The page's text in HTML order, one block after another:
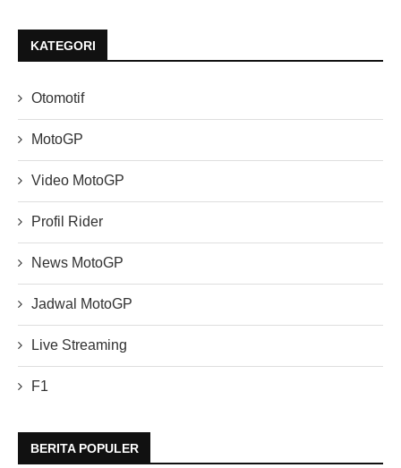
KATEGORI
Otomotif
MotoGP
Video MotoGP
Profil Rider
News MotoGP
Jadwal MotoGP
Live Streaming
F1
BERITA POPULER